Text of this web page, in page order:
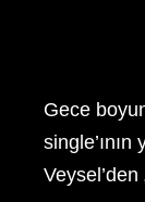
Gece